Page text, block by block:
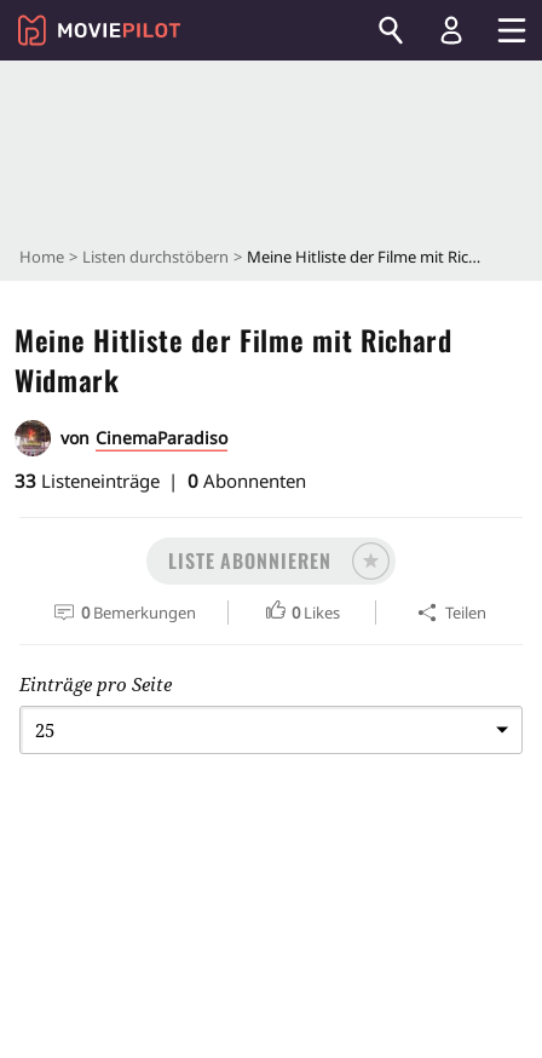
Home Listen durchstöbern Meine Hitliste der Filme mit Richard Widmark
Meine Hitliste der Filme mit Richard
Widmark
von CinemaParadiso
33 Listeneinträge 0 Abonnenten
LISTE ABONNIEREN
0 Bemerkungen 0 Likes Teilen
Einträge pro Seite